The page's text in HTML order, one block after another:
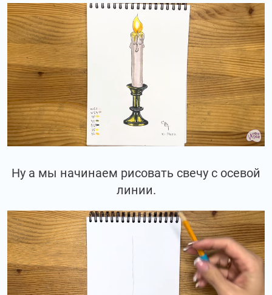
Ну а мы начинаем рисовать свечу с осевой
линии.